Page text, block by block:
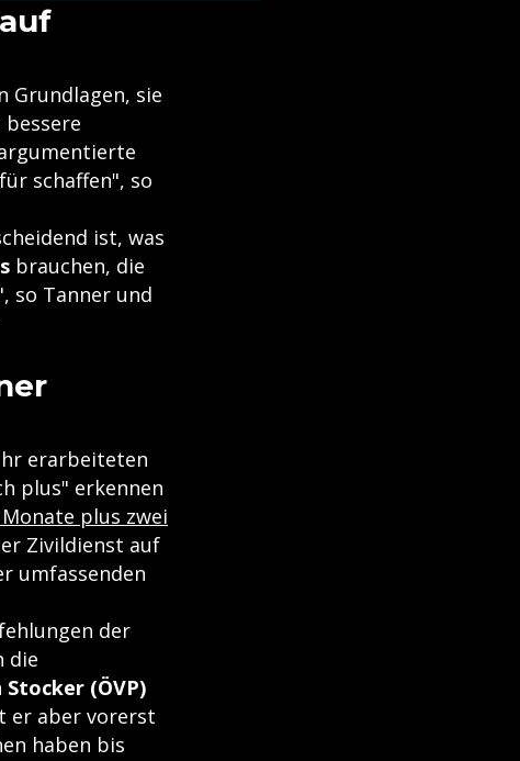
Grundlagen, sie
schaffen", so
ist, was
brauchen, die
so Tanner und
erarbeiteten
plus" erkennen
plus zwei
Zivildienst auf
umfassenden
der
die
(ÖVP)
er aber vorerst
haben bis